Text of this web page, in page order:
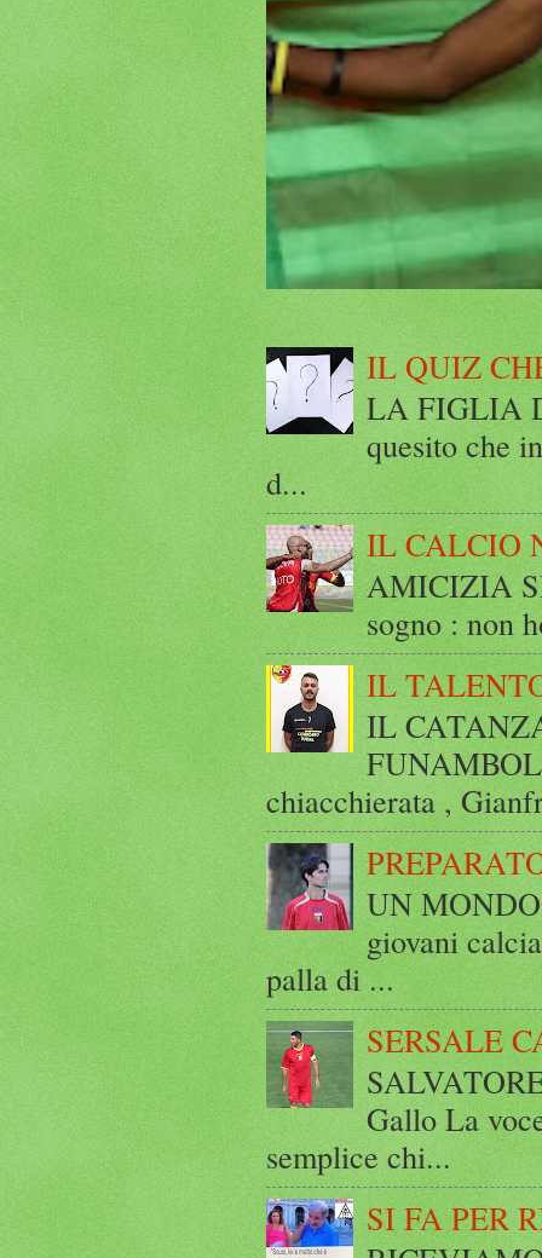
IL QUIZ
LA FIGLIA
quesito che
d...
IL CALCIO
AMICIZIA
sogno : non
IL
IL
chiacchierata ,
UN
giovani
palla di ...
SERSALE
Gallo La
semplice chi...
SI FA PER